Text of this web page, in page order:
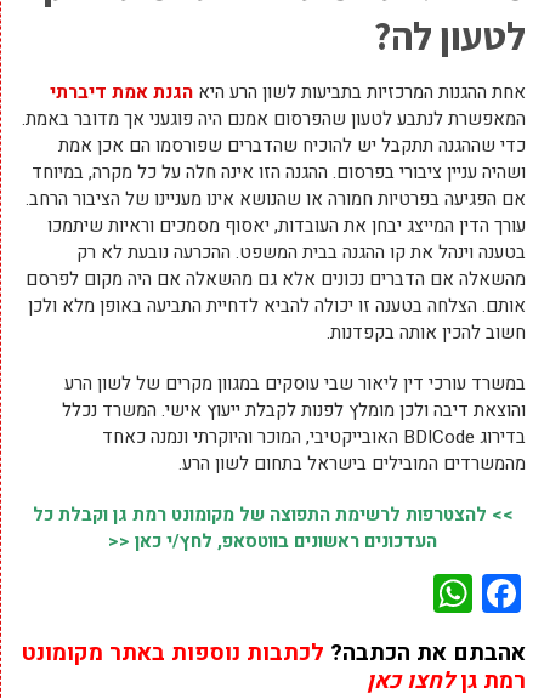
לטעון לה?
אחת ההגנות המרכזיות בתביעות לשון הרע היא הגנת אמת דיברתי
המאפשרת לנתבע לטעון שהפרסום אמנם היה פוגעני אך מדובר באמת.
כדי שההגנה תתקבל יש להוכיח שהדברים שפורסמו הם אכן אמת
ושהיה עניין ציבורי בפרסום. ההגנה הזו אינה חלה על כל מקרה, במיוחד
אם הפגיעה בפרטיות חמורה או שהנושא אינו מעניינו של הציבור הרחב.
עורך הדין המייצג יבחן את העובדות, יאסוף מסמכים וראיות שיתמכו
בטענה וינהל את קו ההגנה בבית המשפט. ההכרעה נובעת לא רק
מהשאלה אם הדברים נכונים אלא גם מהשאלה אם היה מקום לפרסם
אותם. הצלחה בטענה זו יכולה להביא לדחיית התביעה באופן מלא ולכן
חשוב להכין אותה בקפדנות.
במשרד עורכי דין ליאור שבי עוסקים במגוון מקרים של לשון הרע
והוצאת דיבה ולכן מומלץ לפנות לקבלת ייעוץ אישי. המשרד נכלל
בדירוג BDICode האובייקטיבי, המוכר והיוקרתי ונמנה כאחד
מהמשרדים המובילים בישראל בתחום לשון הרע.
>> להצטרפות לרשימת התפוצה של מקומונט רמת גן וקבלת כל
העדכונים ראשונים בווטסאפ, לחץ/י כאן <<
Facebook
אהבתם את הכתבה? לכתבות נוספות באתר מקומונט
רמת גןלחצו כאן